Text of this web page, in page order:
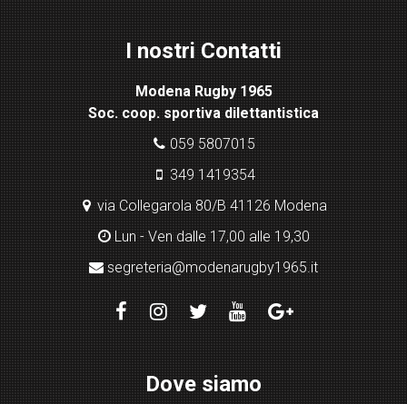
I nostri Contatti
Modena Rugby 1965
Soc. coop. sportiva dilettantistica
059 5807015
349 1419354
via Collegarola 80/B 41126 Modena
Lun - Ven dalle 17,00 alle 19,30
segreteria@modenarugby1965.it
Dove siamo